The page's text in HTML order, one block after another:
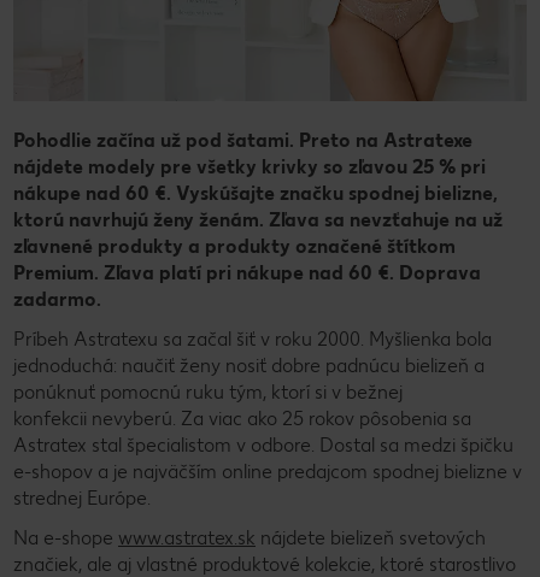
Pohodlie začína už pod šatami. Preto na Astratexe
nájdete modely pre všetky krivky so zľavou 25 % pri
nákupe nad 60 €. Vyskúšajte značku spodnej bielizne,
ktorú navrhujú ženy ženám. Zľava sa nevzťahuje na už
zľavnené produkty a produkty označené štítkom
Premium. Zľava platí pri nákupe nad 60 €. Doprava
zadarmo.
Príbeh Astratexu sa začal šiť v roku 2000. Myšlienka bola
jednoduchá: naučiť ženy nosiť dobre padnúcu bielizeň a
ponúknuť pomocnú ruku tým, ktorí si v bežnej
konfekcii nevyberú. Za viac ako 25 rokov pôsobenia sa
Astratex stal špecialistom v odbore. Dostal sa medzi špičku
e-shopov a je najväčším online predajcom spodnej bielizne v
strednej Európe.
Na e-shope www.astratex.sk nájdete bielizeň svetových
značiek, ale aj vlastné produktové kolekcie, ktoré starostlivo